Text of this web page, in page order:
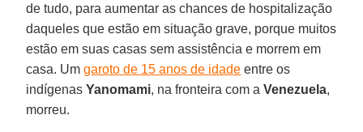
de tudo, para aumentar as chances de hospitalização
daqueles que estão em situação grave, porque muitos
estão em suas casas sem assistência e morrem em
casa. Umgaroto de 15 anos de idade entre os
indígenasYanomami, na fronteira com aVenezuela,
morreu.